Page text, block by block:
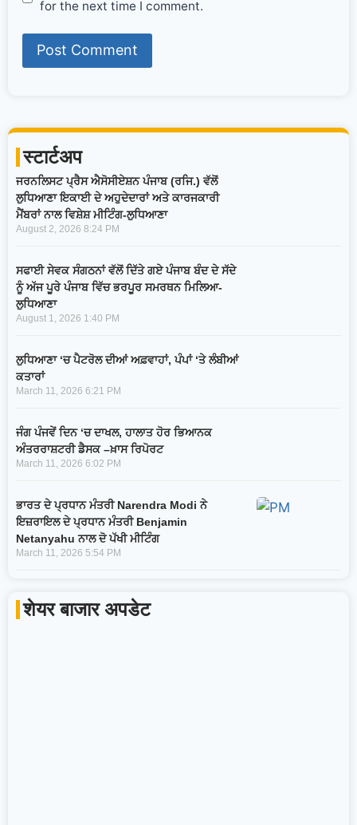
for the next time I comment.
स्टार्टअप
ਜਰਨਲਿਸਟ ਪ੍ਰੈਸ ਐਸੋਸੀਏਸ਼ਨ ਪੰਜਾਬ (ਰਜਿ.) ਵੱਲੋਂ
ਲੁਧਿਆਣਾ ਇਕਾਈ ਦੇ ਅਹੁਦੇਦਾਰਾਂ ਅਤੇ ਕਾਰਜਕਾਰੀ
ਮੈਂਬਰਾਂ ਨਾਲ ਵਿਸ਼ੇਸ਼ ਮੀਟਿੰਗ-ਲੁਧਿਆਣਾ
August 2, 2026 8:24 PM
ਸਫਾਈ ਸੇਵਕ ਸੰਗਠਨਾਂ ਵੱਲੋਂ ਦਿੱਤੇ ਗਏ ਪੰਜਾਬ ਬੰਦ ਦੇ ਸੱਦੇ
ਨੂੰ ਅੱਜ ਪੂਰੇ ਪੰਜਾਬ ਵਿੱਚ ਭਰਪੂਰ ਸਮਰਥਨ ਮਿਲਿਆ-
ਲੁਧਿਆਣਾ
August 1, 2026 1:40 PM
ਲੁਧਿਆਣਾ ‘ਚ ਪੈਟਰੋਲ ਦੀਆਂ ਅਫ਼ਵਾਹਾਂ, ਪੰਪਾਂ ‘ਤੇ ਲੰਬੀਆਂ
ਕਤਾਰਾਂ
March 11, 2026 6:21 PM
ਜੰਗ ਪੰਜਵੇਂ ਦਿਨ ‘ਚ ਦਾਖਲ, ਹਾਲਾਤ ਹੋਰ ਭਿਆਨਕ
ਅੰਤਰਰਾਸ਼ਟਰੀ ਡੈਸਕ –ਖ਼ਾਸ ਰਿਪੋਰਟ
March 11, 2026 6:02 PM
ਭਾਰਤ ਦੇ ਪ੍ਰਧਾਨ ਮੰਤਰੀ Narendra Modi ਨੇ
ਇਜ਼ਰਾਇਲ ਦੇ ਪ੍ਰਧਾਨ ਮੰਤਰੀ Benjamin
Netanyahu ਨਾਲ ਦੋ ਪੱਖੀ ਮੀਟਿੰਗ
March 11, 2026 5:54 PM
शेयर बाजार अपडेट